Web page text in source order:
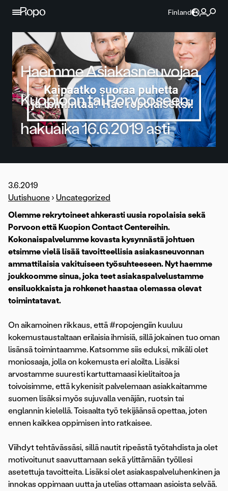
Jatka sisältöön
Finland
Haemme Asiakasneuvojaa
Kuopioon tai Porvooseen,
hakuaika 16.6.2019 asti
3.6.2019
Uutishuone › Uncategorized
Olemme rekrytoineet ahkerasti uusia ropolaisia sekä
Porvoon että Kuopion Contact Centereihin.
Kokonaispalvelumme kovasta kysynnästä johtuen
etsimme vielä lisää tavoitteellisia asiakasneuvonnan
ammattilaisia vakituiseen työsuhteeseen. Nyt haemme
joukkoomme sinua, joka teet asiakaspalvelustamme
ensiluokkaista ja rohkenet haastaa olemassa olevat
toimintatavat.
On aikamoinen rikkaus, että #ropojengiin kuuluu
kokemustaustaltaan erilaisia ihmisiä, sillä jokainen tuo oman
lisänsä toimintaamme. Katsomme siis eduksi, mikäli olet
moniosaaja, jolla on kokemusta eri aloilta. Lisäksi
arvostamme suuresti kartuttamaasi kielitaitoa ja
toivoisimme, että kykenisit palvelemaan asiakkaitamme
suomen lisäksi myös sujuvalla venäjän, ruotsin tai
englannin kielellä. Toisaalta työ tekijäänsä opettaa, joten
ennen kaikkea oppimisen into ratkaisee.
Viihdyt tehtävässäsi, sillä nautit ripeästä työtahdista ja olet
motivoitunut saavuttamaan sekä ylittämään työllesi
asetettuja tavoitteita. Lisäksi olet asiakaspalveluhenkinen ja
innokas oppimaan uutta ja utelias ottamaan asioista selvää.